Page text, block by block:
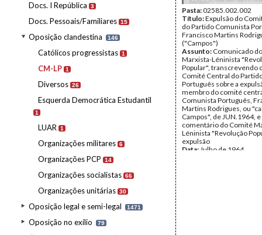
Docs. I República 3
Docs. Pessoais/Familiares 15
Oposição clandestina 146
Católicos progressistas 1
CM-LP 1
Diversos 26
Esquerda Democrática Estudantil
1
LUAR 1
Organizações militares 6
Organizações PCP 14
Organizações socialistas 66
Organizações unitárias 30
Oposição legal e semi-legal 1471
Oposição no exílio 79
Pasta:02585.002.002
Título:Expulsão do
do Partido Comunista
Francisco Martins
("Campos")
Assunto: Comunicado
Marxista-Léninista
Popular", transcrevendo
Comité Central do
Português sobre a
membro do comité
Comunista Português,
Martins Rodrigues, ou
Campos", de JUN.1964, e
comentário do Comité
Léninista "Revolução
expulsão
Data: Julho de 1964